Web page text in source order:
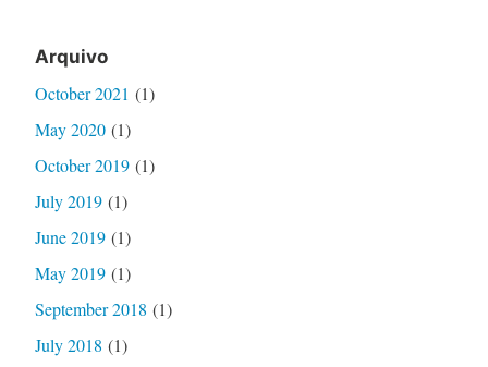
Arquivo
October 2021 (1)
May 2020(1)
October 2019(1)
July 2019(1)
June 2019(1)
May 2019(1)
September 2018 (1)
July 2018 (1)